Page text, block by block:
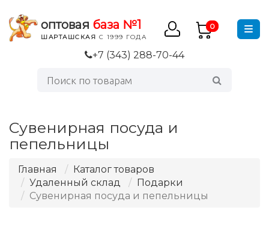
оптовая база №1
ШАРТАШСКАЯ С 1999 ГОДА
0
+7 (343) 288-70-44
Сувенирная посуда и
пепельницы
Главная
Каталог товаров
Удаленный склад
Подарки
Сувенирная посуда и пепельницы